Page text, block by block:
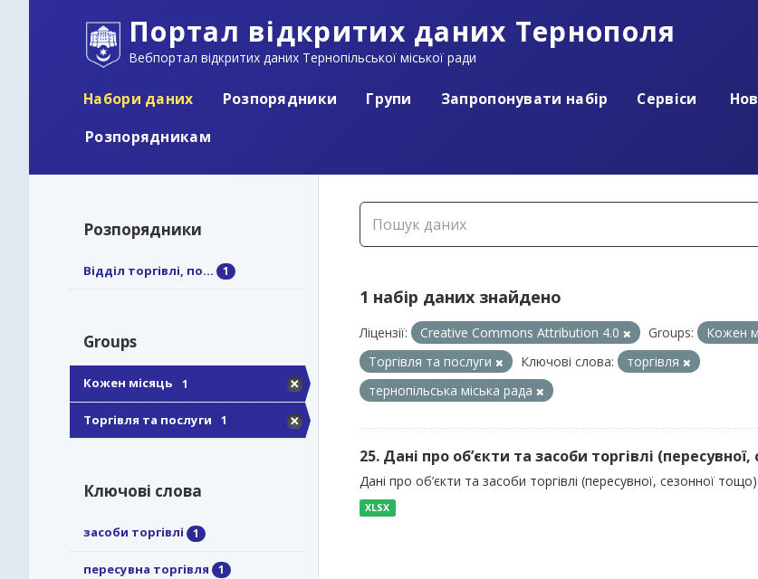
Портал відкритих даних Тернополя
Вебпортал відкритих даних Тернопільської міської ради
Набори даних Розпорядники Групи Запропонувати набір Сервіси
Розпорядникам
Розпорядники
Відділ торгівлі, по... 1
Groups
Кожен місяць 1
Торгівля та послуги 1
Ключові слова
засоби торгівлі 1
пересувна торгівля 1
1 набір даних знайдено
Ліцензії: Creative Commons Attribution 4.0 Groups:
Кожен
Торгівля та послуги
Ключові слова:
торгівля
тернопільська міська рада
25. Дані про об’єкти та засоби торгівлі
Дані про об’єкти та засоби торгівлі (пересувної, сезонної тощо)
XLSX